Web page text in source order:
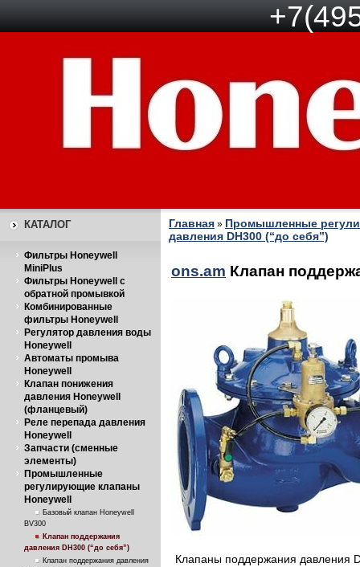
КАТАЛОГ
Фильтры Honeywell
MiniPlus
Фильтры Honeywell с
обратной промывкой
Комбинированные
фильтры Honeywell
Регулятор давления воды
Honeywell
Автоматы промыва
Honeywell
Клапан понижения
давления Honeywell
(фланцевый)
Реле перепада давления
Honeywell
Запчасти (сменные
элементы)
Промышленные
регулирующие клапаны
Honeywell
Базовый клапан Honeywell
BV300
Клапан поддержания
давления DH300 (“до себя”)
Клапан поддержания давления
Главная » Промышленные
давления DH300 (“до себя”)
ons.am Клапан
Клапаны поддержания давления